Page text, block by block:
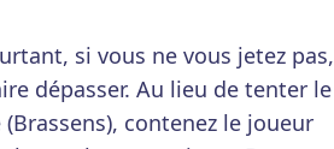
si vous ne vous jetez pas,
dépasser. Au lieu de tenter le
contenez le joueur